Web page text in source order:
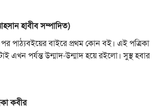
হাবীবসম্পাদিত)
পাঠ্যবইয়ের বাইরে প্রথম কোন বই। এই পত্রিকা
এখন পর্যন্ত উন্মাদ-উন্মাদ হয়ে রইলো। সুস্থ হবার
কবীর